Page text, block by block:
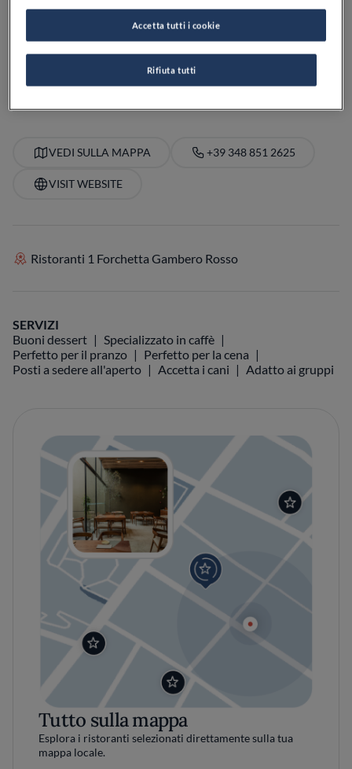
Venerdì, 12:00-15:00, 19:00-22:00
VEDI ORARI
VEDI SULLA MAPPA +39 348 851 2625
VISIT WEBSITE
Ristoranti 1 Forchetta Gambero Rosso
SERVIZI
Buoni dessert
Specializzato in caffè
Perfetto per il pranzo
Perfetto per la cena
Posti a sedere all'aperto
Accetta i cani Adatto ai gruppi
Tutto sulla mappa
Esplora i ristoranti selezionati direttamente sulla tua
mappa locale.
Rifiuta tutti
Accetta tutti i cookie